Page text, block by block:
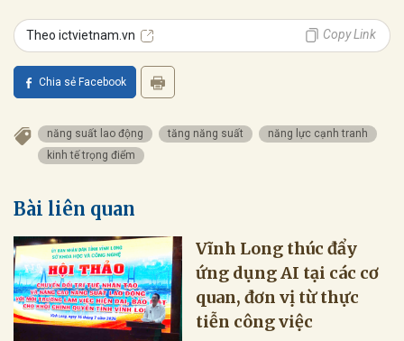
Theo ictvietnam.vn Copy Link
Chia sẻ Facebook
năng suất lao động tăng năng suất
năng lực cạnh tranh
kinh tế trọng điểm
Bài liên quan
Vĩnh Long thúc đẩy
ứng dụng AI tại các cơ
quan, đơn vị từ thực
tiễn công việc